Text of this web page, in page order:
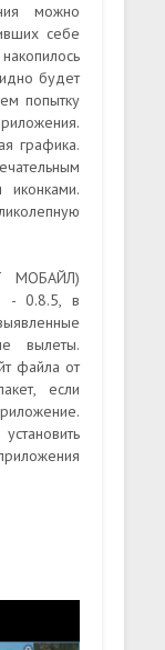
можно
себе
будет
попытку
графика.
иконками.
МОБАЙЛ)
- 0.8.5, в
вылеты.
файла от
если